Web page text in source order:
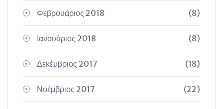
Φεβρουάριος 2018 (8)
Ιανουάριος 2018 (8)
Δεκέμβριος 2017 (18)
Νοέμβριος 2017 (22)